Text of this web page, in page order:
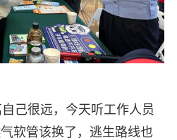
己很远，今天听工作人员
软管该换了，逃生路线也